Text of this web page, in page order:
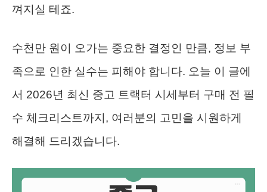
껴지실 테죠.
수천만 원이 오가는 중요한 결정인 만큼, 정보 부
족으로 인한 실수는 피해야 합니다. 오늘 이 글에
서 2026년 최신 중고 트랙터 시세부터 구매 전 필
수 체크리스트까지, 여러분의 고민을 시원하게
해결해 드리겠습니다.